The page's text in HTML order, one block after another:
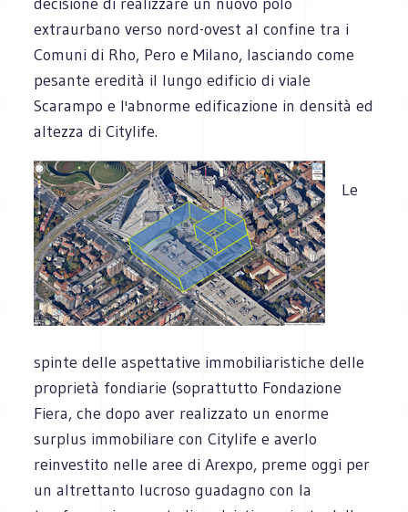
extraurbano verso nord-ovest al confine tra i
Comuni di Rho, Pero e Milano, lasciando come
pesante eredità il lungo edificio di viale
Scarampo e l'abnorme edificazione in densità ed
altezza di Citylife.
Le
spinte delle aspettative immobiliaristiche delle
proprietà fondiarie (soprattutto Fondazione
Fiera, che dopo aver realizzato un enorme
surplus immobiliare con Citylife e averlo
reinvestito nelle aree di Arexpo, preme oggi per
un altrettanto lucroso guadagno con la